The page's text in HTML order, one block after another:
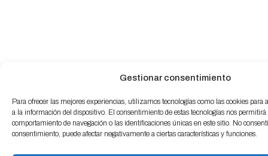
Gestionar consentimiento
Para ofrecer las mejores experiencias, utilizamos tecnologías como las cookies para
a la información del dispositivo. El consentimiento de estas tecnologías nos permitirá
comportamiento de navegación o las identificaciones únicas en este sitio. No
consentimiento, puede afectar negativamente a ciertas características y funciones.